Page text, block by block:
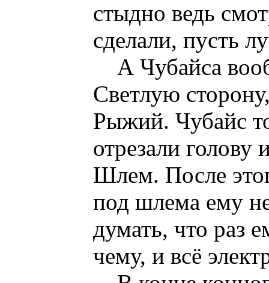
стыдно ведь
сделали, пусть
А Чубайса
Светлую
Рыжий. Чубайс
отрезали
Шлем. После
под шлема ему
думать, что раз
чему, и всё